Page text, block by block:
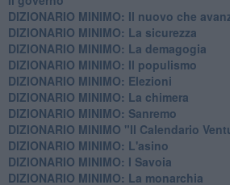
DIZIONARIO MINIMO: Il nuovo che
DIZIONARIO MINIMO: La sicurezza
DIZIONARIO MINIMO: La demagogia
DIZIONARIO MINIMO: Il populismo
DIZIONARIO MINIMO: Elezioni
DIZIONARIO MINIMO: La chimera
DIZIONARIO MINIMO: Sanremo
DIZIONARIO MINIMO "Il Calendario
DIZIONARIO MINIMO: L'asino
DIZIONARIO MINIMO: I Savoia
DIZIONARIO MINIMO: La monarchia